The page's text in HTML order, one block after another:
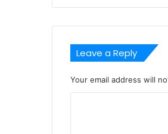
Leave a Reply
Your email address will